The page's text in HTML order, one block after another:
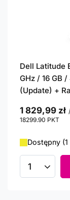
Dell Latitude
GHz / 16 GB
(Update) +
1 829,99 zł
18299.90 PKT
Dostępny
Ilość